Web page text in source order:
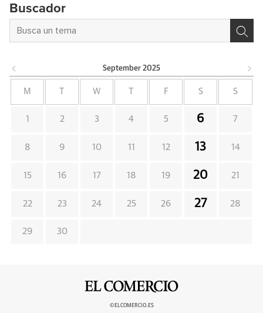
Buscador
September 2025
M W F S S
1 2 3 4 5 6 7
8 9 10 11 12 13 14
15 16 17 18 19 20 21
22 23 24 25 26 27 28
29 30
©ELCOMERCIO.ES